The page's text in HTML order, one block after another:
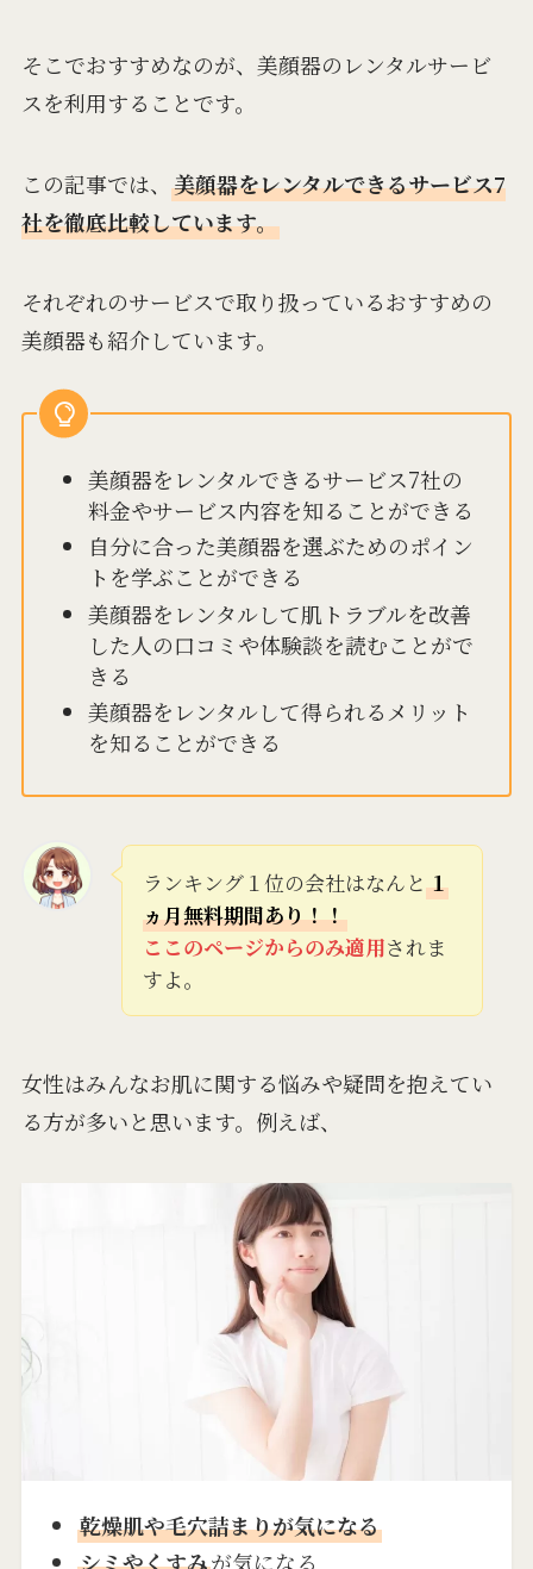
そこでおすすめなのが、美顔器のレンタルサービ
スを利用することです。
この記事では、 美顔器をレンタルできるサービス7
社を徹底比較しています。
それぞれのサービスで取り扱っているおすすめの
美顔器も紹介しています。
美顔器をレンタルできるサービス7社の
料金やサービス内容を知ることができる
自分に合った美顔器を選ぶためのポイン
トを学ぶことができる
美顔器をレンタルして肌トラブルを改善
した人の口コミや体験談を読むことがで
きる
美顔器をレンタルして得られるメリット
を知ることができる
ランキング１位の会社はなんと１
ヵ月無料期間あり！！
ここのページからのみ適用されま
すよ。
女性はみんなお肌に関する悩みや疑問を抱えてい
る方が多いと思います。例えば、
乾燥肌や毛穴詰まりが気になる
シミやくすみが気になる